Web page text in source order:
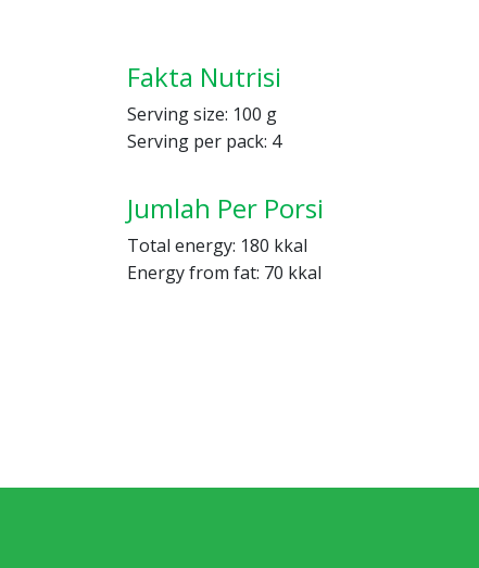
Fakta Nutrisi
Serving size: 100 g
Serving per pack: 4
Jumlah Per Porsi
Total energy: 180 kkal
Energy from fat: 70 kkal